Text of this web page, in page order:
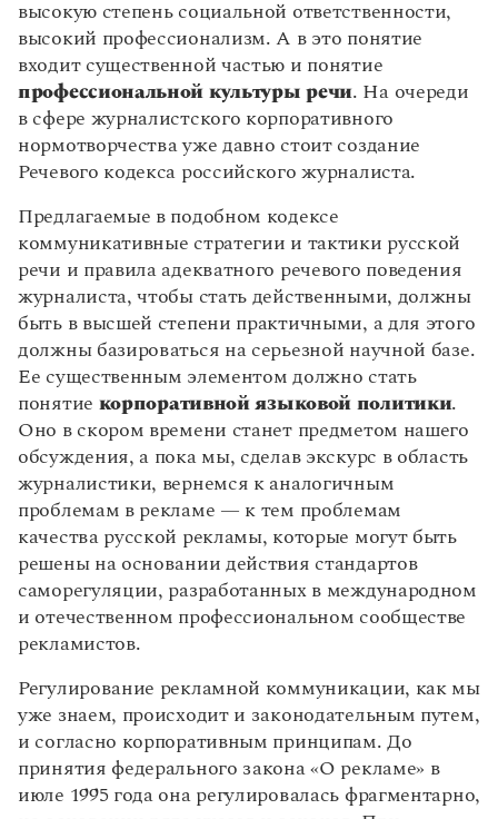
высокую степень социальной ответственности,
высокий профессионализм. А в это понятие
входит существенной частью и понятие
профессиональной культуры речи. На очереди
в сфере журналистского корпоративного
нормотворчества уже давно стоит создание
Речевого кодекса российского журналиста.
Предлагаемые в подобном кодексе
коммуникативные стратегии и тактики русской
речи и правила адекватного речевого поведения
журналиста, чтобы стать действенными, должны
быть в высшей степени практичными, а для этого
должны базироваться на серьезной научной базе.
Ее существенным элементом должно стать
понятие корпоративной языковой политики.
Оно в скором времени станет предметом нашего
обсуждения, а пока мы, сделав экскурс в область
журналистики, вернемся к аналогичным
проблемам в рекламе — к тем проблемам
качества русской рекламы, которые могут быть
решены на основании действия стандартов
саморегуляции, разработанных в международном
и отечественном профессиональном сообществе
рекламистов.
Регулирование рекламной коммуникации, как мы
уже знаем, происходит и законодательным путем,
и согласно корпоративным принципам. До
принятия федерального закона «О рекламе» в
июле 1995 года она регулировалась фрагментарно,